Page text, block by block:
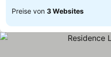
Preise von 3 Websites